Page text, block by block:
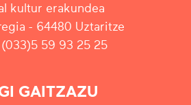
kultur erakundea
- 64480 Uztaritze
59 93 25 25
GAITZAZU